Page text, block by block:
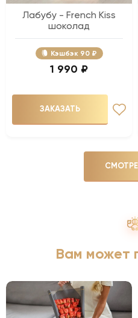
Лабубу - French Kiss
шоколад
Кэшбэк 90 ₽
1 990 ₽
ЗАКАЗАТЬ
Вам может